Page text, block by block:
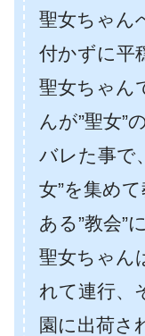
聖女ちゃん
付かずに平
聖女ちゃん
んが”聖女”
バレた事で
女”を集め
ある”教会”
聖女ちゃん
れて連行、
園に出荷さ